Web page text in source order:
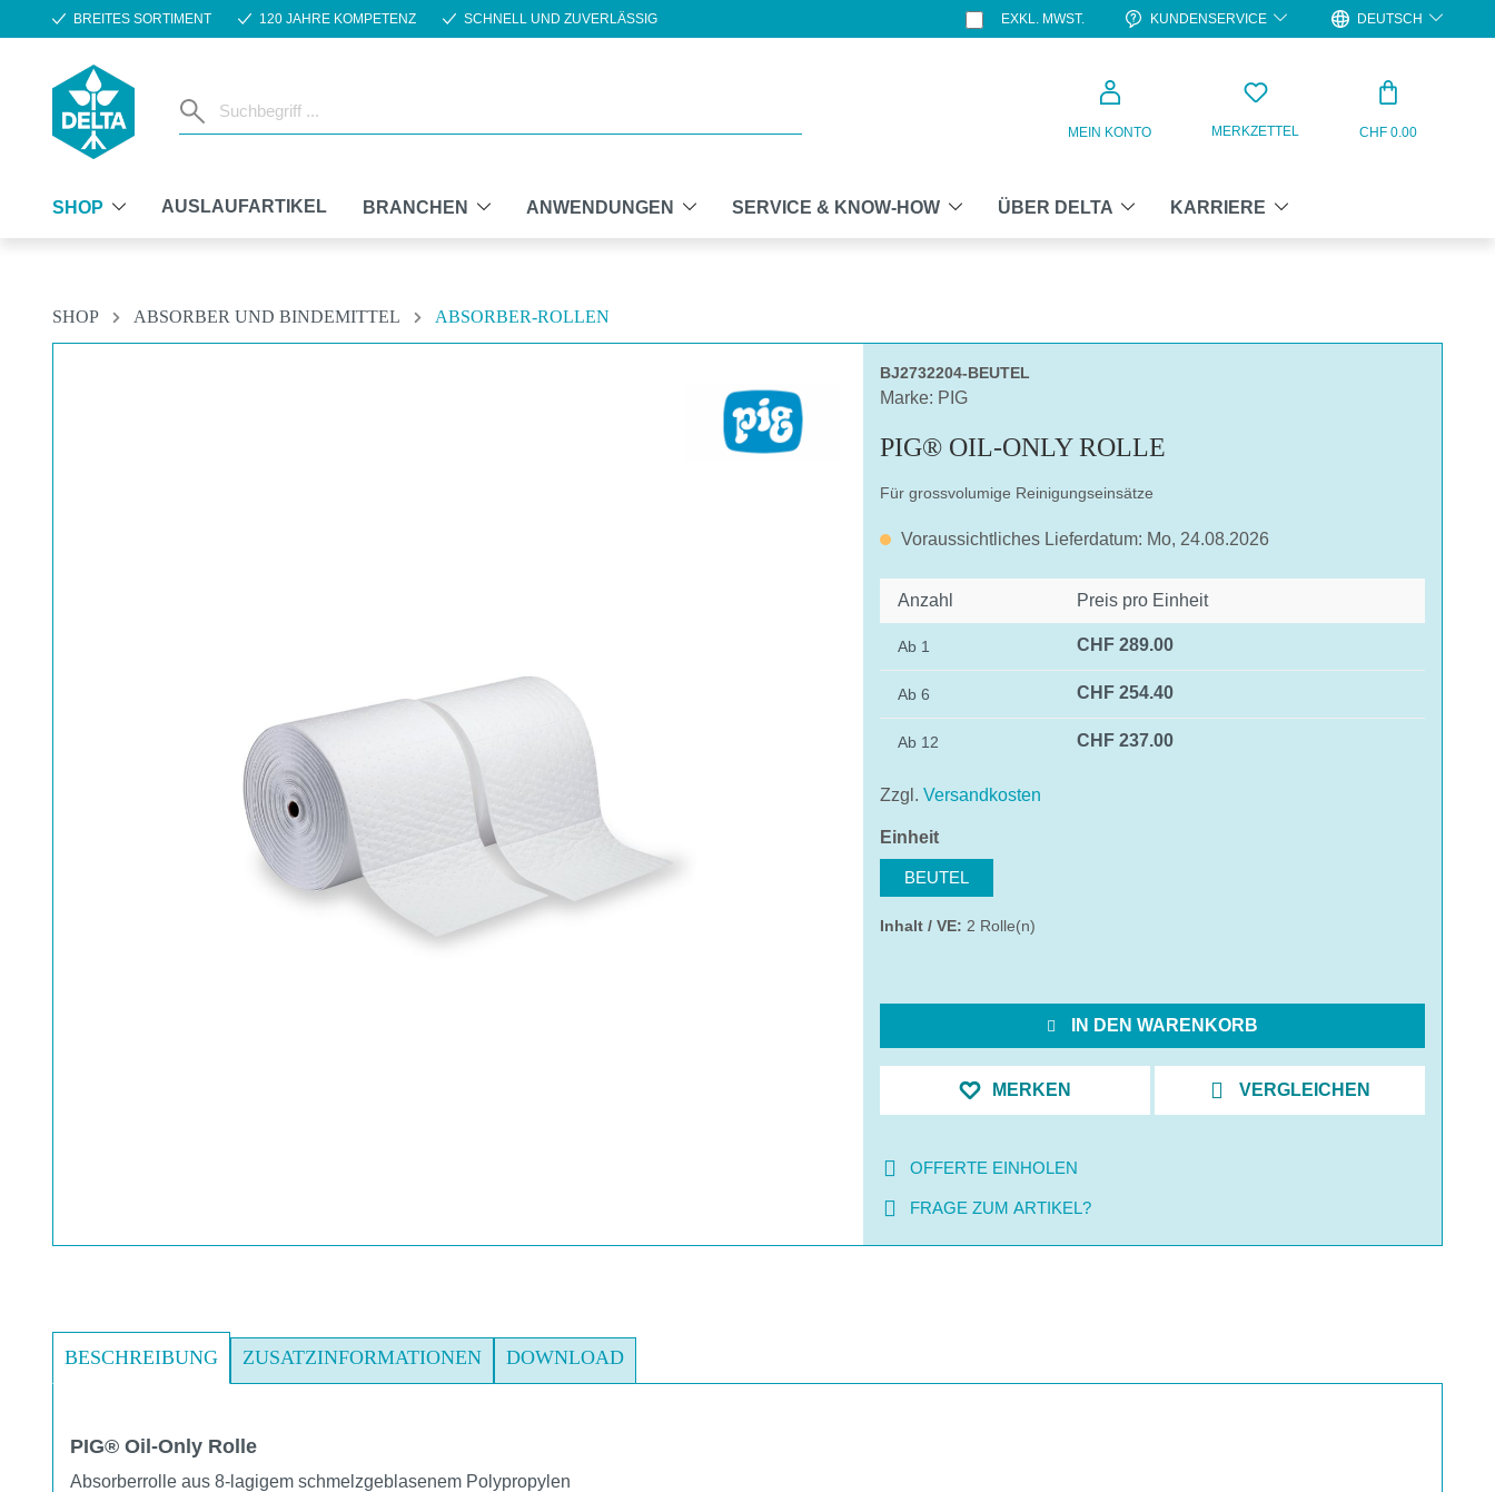
Hauptinhalt springen
Zur Suche springen
Zur Hauptnavigation springen
BREITES SORTIMENT 120 JAHRE KOMPETENZ SCHNELL UND ZUVERLÄSSIG EXKL. MWST. KUNDENSERVICE DEUTSCH
MEIN KONTO MERKZETTEL CHF 0.00
SHOP AUSLAUFARTIKEL BRANCHEN ANWENDUNGEN SERVICE & KNOW-HOW ÜBER DELTA KARRIERE
SHOP ABSORBER UND BINDEMITTEL
ABSORBER-ROLLEN
BJ2732204-BEUTEL
Marke: PIG
PIG® OIL-ONLY ROLLE
Für grossvolumige Reinigungseinsätze
Voraussichtliches Lieferdatum: Mo, 24.08.2026
Anzahl Preis pro Einheit
Ab 1 CHF 289.00
Ab 6 CHF 254.40
Ab 12 CHF 237.00
Zzgl. Versandkosten
Einheitauswählen
BEUTEL
Inhalt / VE: 2 Rolle(n)
IN DEN WARENKORB
MERKEN VERGLEICHEN
OFFERTE EINHOLEN
FRAGE ZUM ARTIKEL?
BESCHREIBUNG ZUSATZINFORMATIONEN DOWNLOAD
PIG® Oil-Only Rolle
Absorberrolle aus 8-lagigem schmelzgeblasenem Polypropylen